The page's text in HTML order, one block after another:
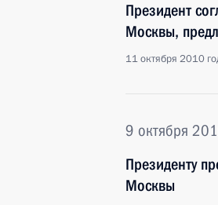
Президент
Москвы,
11 октября 2010
9 октября
Президенту
Москвы